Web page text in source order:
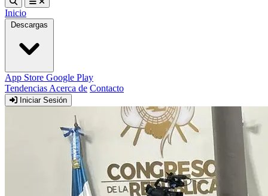
Inicio
Descargas
App Store Google Play
Tendencias Acerca de Contacto
Iniciar Sesión